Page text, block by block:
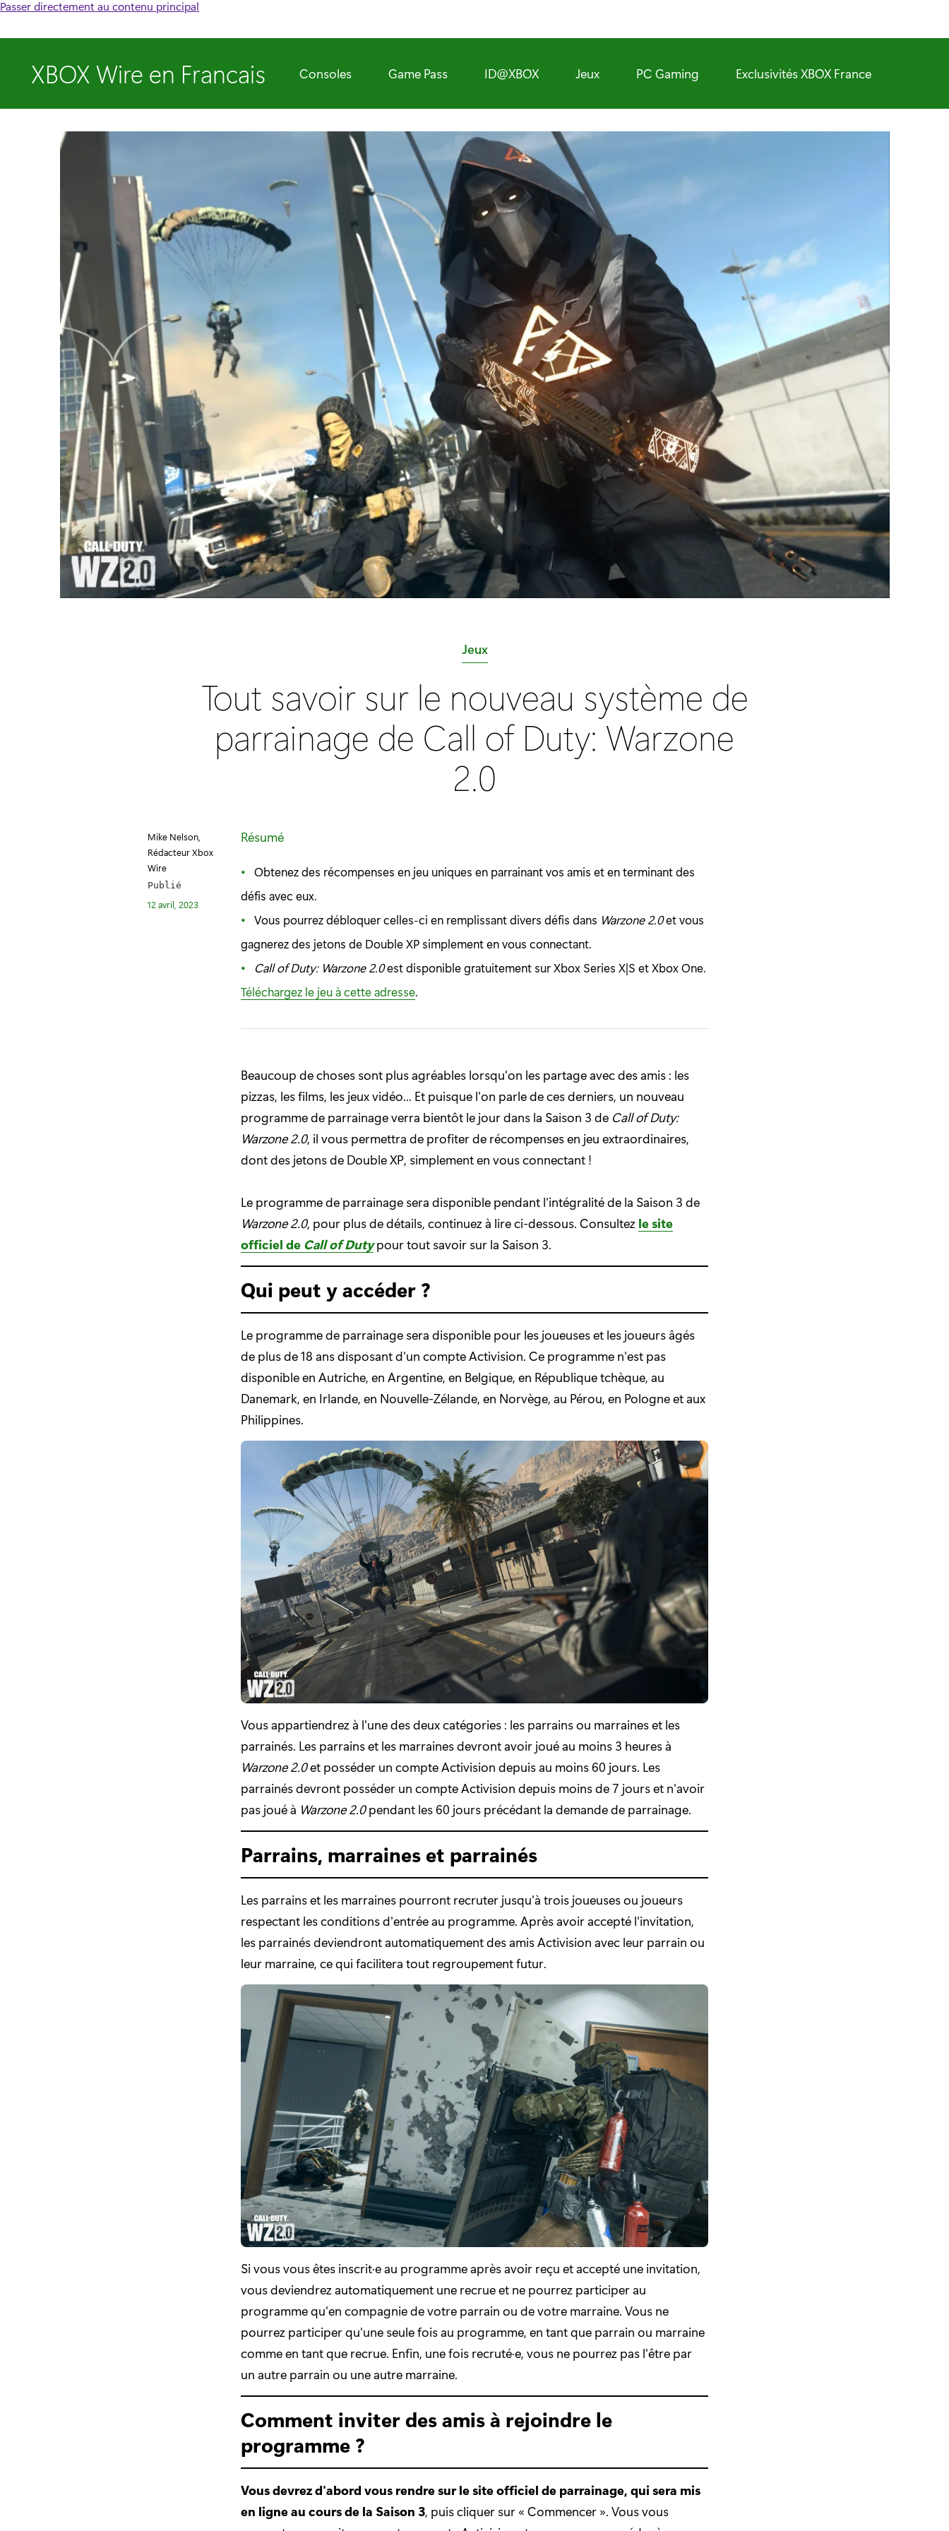
Passer directement au contenu principal
XBOX Wire en Francais Consoles Game Pass ID@XBOX Jeux PC Gaming Exclusivités XBOX France
C
t
é
g
o
r
Jeux
Tout savoir sur le nouveau système de
parrainage de Call of Duty: Warzone
2.0
Mike Nelson,
Rédacteur Xbox
Wire
Publié
12 avril, 2023
Résumé
Obtenez des récompenses en jeu uniques en parrainant vos amis et en terminant des
défis avec eux.
Vous pourrez débloquer celles-ci en remplissant divers défis dans Warzone 2.0et vous
gagnerez des jetons de Double XP simplement en vous connectant.
Call of Duty: Warzone 2.0est disponible gratuitement sur Xbox Series X|S et Xbox One.
Téléchargez le jeu à cette adresse.
Beaucoup de choses sont plus agréables lorsqu'on les partage avec des amis : les
pizzas, les films, les jeux vidéo... Et puisque l'on parle de ces derniers, un nouveau
programme de parrainage verra bientôt le jour dans la Saison 3 de Call of Duty:
Warzone 2.0, il vous permettra de profiter de récompenses en jeu extraordinaires,
dont des jetons de Double XP, simplement en vous connectant !
Le programme de parrainage sera disponible pendant l'intégralité de la Saison 3 de
Warzone 2.0, pour plus de détails, continuez à lire ci-dessous. Consultez le site
officiel de Call of Duty pour tout savoir sur la Saison 3.
Qui peut y accéder ?
Le programme de parrainage sera disponible pour les joueuses et les joueurs âgés
de plus de 18 ans disposant d'un compte Activision. Ce programme n'est pas
disponible en Autriche, en Argentine, en Belgique, en République tchèque, au
Danemark, en Irlande, en Nouvelle-Zélande, en Norvège, au Pérou, en Pologne et aux
Philippines.
Vous appartiendrez à l'une des deux catégories : les parrains ou marraines et les
parrainés. Les parrains et les marraines devront avoir joué au moins 3 heures à
Warzone 2.0et posséder un compte Activision depuis au moins 60 jours. Les
parrainés devront posséder un compte Activision depuis moins de 7 jours et n'avoir
pas joué à Warzone 2.0pendant les 60 jours précédant la demande de parrainage.
Parrains, marraines et parrainés
Les parrains et les marraines pourront recruter jusqu'à trois joueuses ou joueurs
respectant les conditions d'entrée au programme. Après avoir accepté l'invitation,
les parrainés deviendront automatiquement des amis Activision avec leur parrain ou
leur marraine, ce qui facilitera tout regroupement futur.
Si vous vous êtes inscrit·e au programme après avoir reçu et accepté une invitation,
vous deviendrez automatiquement une recrue et ne pourrez participer au
programme qu'en compagnie de votre parrain ou de votre marraine. Vous ne
pourrez participer qu'une seule fois au programme, en tant que parrain ou marraine
comme en tant que recrue. Enfin, une fois recruté·e, vous ne pourrez pas l'être par
un autre parrain ou une autre marraine.
Comment inviter des amis à rejoindre le
programme ?
Vous devrez d'abord vous rendre sur le site officiel de parrainage, qui sera mis
en ligne au cours de la Saison 3, puis cliquer sur « Commencer ». Vous vous